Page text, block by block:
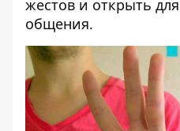
жестов и открыть
общения.